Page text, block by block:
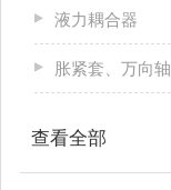
液力耦合器
胀紧套、万向轴
查看全部